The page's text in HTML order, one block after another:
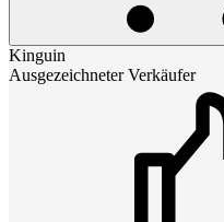
Kinguin
Ausgezeichneter Verkäufer